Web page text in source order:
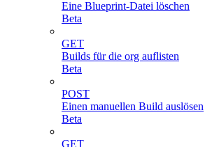
Eine Blueprint-Datei löschen
Beta
GET
Builds für die org auflisten
Beta
POST
Einen manuellen Build auslösen
Beta
GET